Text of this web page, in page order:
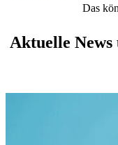
Das
Aktuelle News